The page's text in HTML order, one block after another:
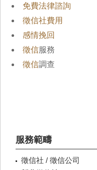
免費法律諮詢
徵信社費用
感情挽回
徵信服務
徵信調查
服務範疇
徵信社 / 徵信公司